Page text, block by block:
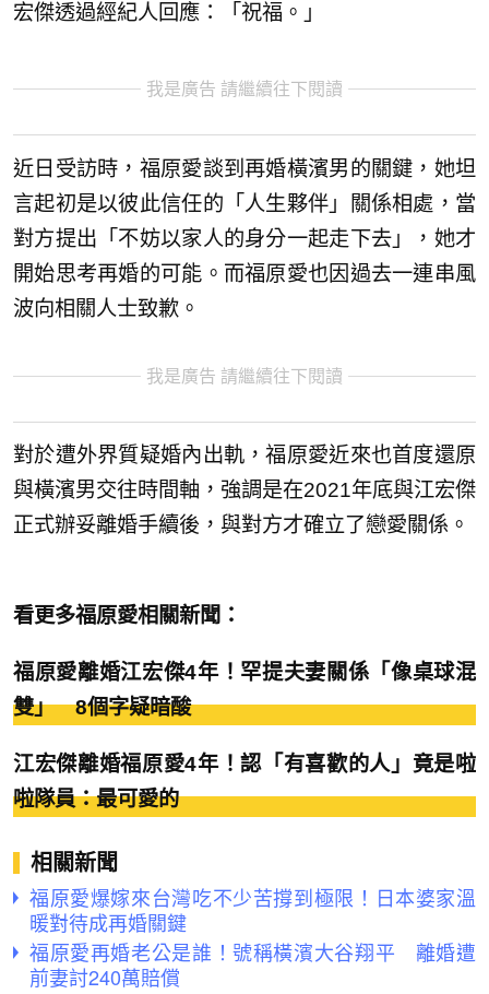
宏傑透過經紀人回應：「祝福。」
我是廣告 請繼續往下閱讀
近日受訪時，福原愛談到再婚橫濱男的關鍵，她坦
言起初是以彼此信任的「人生夥伴」關係相處，當
對方提出「不妨以家人的身分一起走下去」，她才
開始思考再婚的可能。而福原愛也因過去一連串風
波向相關人士致歉。
我是廣告 請繼續往下閱讀
對於遭外界質疑婚內出軌，福原愛近來也首度還原
與橫濱男交往時間軸，強調是在2021年底與江宏傑
正式辦妥離婚手續後，與對方才確立了戀愛關係。
看更多福原愛相關新聞：
福原愛離婚江宏傑4年！罕提夫妻關係「像桌球混
雙」 8個字疑暗酸
江宏傑離婚福原愛4年！認「有喜歡的人」竟是啦
啦隊員：最可愛的
相關新聞
福原愛爆嫁來台灣吃不少苦撐到極限！日本婆家溫
暖對待成再婚關鍵
福原愛再婚老公是誰！號稱橫濱大谷翔平 離婚遭
前妻討240萬賠償